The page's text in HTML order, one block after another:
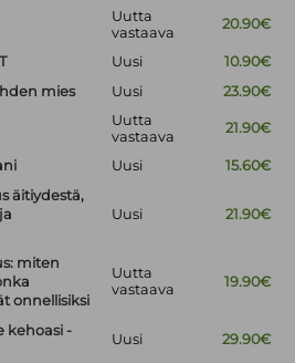
Uutta
vastaava
20.90€
Uusi
10.90€
mies
Uusi 23.90€
Uutta
vastaava
21.90€
Uusi
15.60€
äitiydestä,
Uusi 21.90€
miten
onnellisiksi
Uutta
vastaava
19.90€
kehoasi -
Uusi 29.90€